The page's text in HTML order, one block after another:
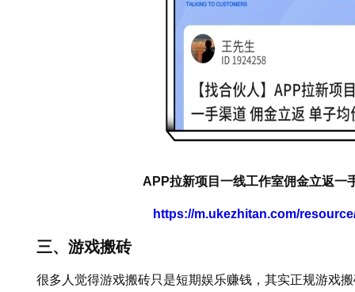
APP拉新项目一线工作室佣金立返一
https://m.ukezhitan.com/
三、游戏搬砖
很多人觉得游戏搬砖只是短期娱乐赚钱，其实正规游戏